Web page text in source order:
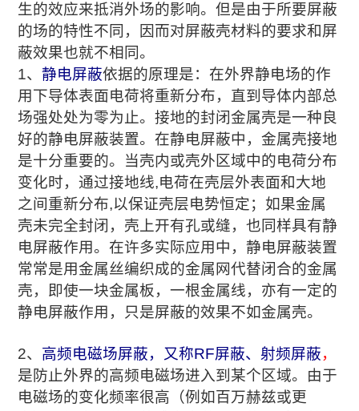
生的效应来抵消外场的影响。但是由于所要屏蔽
的场的特性不同，因而对屏蔽壳材料的要求和屏
蔽效果也就不相同。
1、静电屏蔽依据的原理是：在外界静电场的作
用下导体表面电荷将重新分布，直到导体内部总
场强处处为零为止。接地的封闭金属壳是一种良
好的静电屏蔽装置。在静电屏蔽中，金属壳接地
是十分重要的。当壳内或壳外区域中的电荷分布
变化时，通过接地线,电荷在壳层外表面和大地
之间重新分布,以保证壳层电势恒定；如果金属
壳未完全封闭，壳上开有孔或缝，也同样具有静
电屏蔽作用。在许多实际应用中，静电屏蔽装置
常常是用金属丝编织成的金属网代替闭合的金属
壳，即使一块金属板，一根金属线，亦有一定的
静电屏蔽作用，只是屏蔽的效果不如金属壳。
2、 高频电磁场屏蔽，又称RF屏蔽、射频屏蔽，
是防止外界的高频电磁场进入到某个区域。由于
电磁场的变化频率很高（例如百万赫兹或更